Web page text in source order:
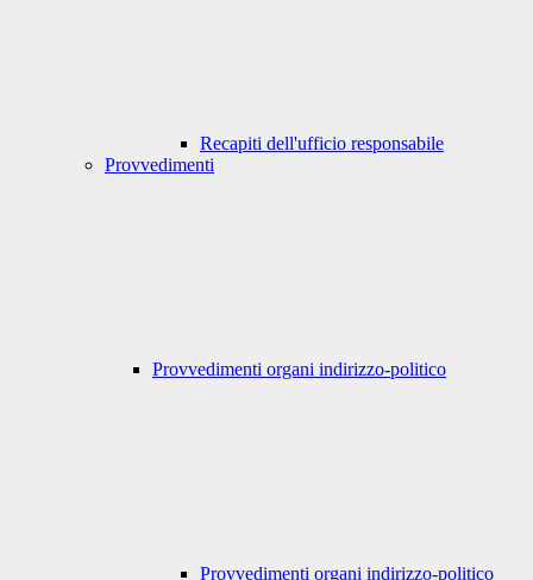
Recapiti dell'ufficio responsabile
Provvedimenti
Provvedimenti organi indirizzo-politico
Provvedimenti organi indirizzo-politico